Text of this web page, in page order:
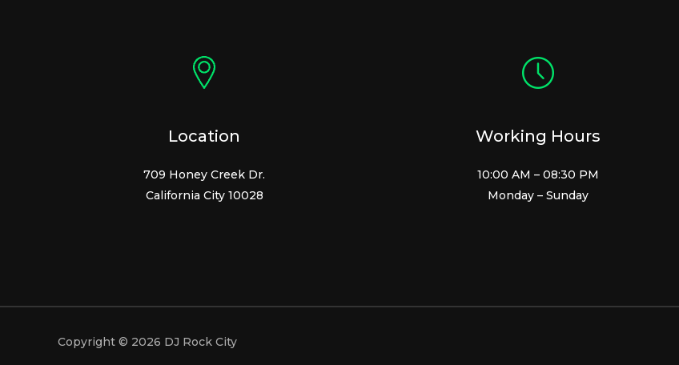
Location
709 Honey Creek Dr.
California City 10028
Working Hours
10:00 AM – 08:30 PM
Monday – Sunday
Copyright © 2026 DJ Rock City